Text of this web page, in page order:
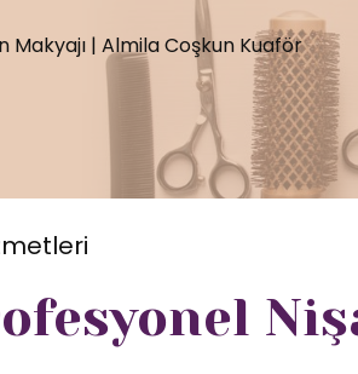
Makyajı | Almila Coşkun Kuaför